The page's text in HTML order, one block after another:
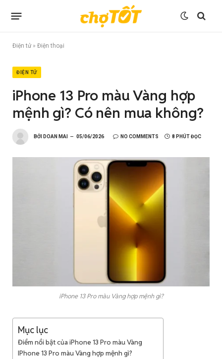
Điện tử» Điện thoại
ĐIỆN TỬ
iPhone 13 Pro màu Vàng hợp
mệnh gì? Có nên mua không?
BỞI DOAN MAI 05/06/2026 NO COMMENTS 8 PHÚT ĐỌC
iPhone 13 Pro màu Vàng hợp mệnh gì?
Mục lục
Điểm nổi bật của iPhone 13 Pro màu Vàng
IPhone 13 Pro màu Vàng hợp mệnh gì?